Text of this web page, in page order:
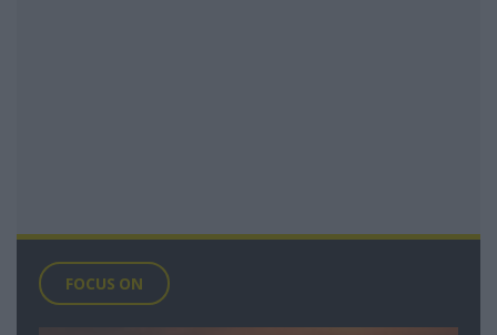
FOCUS ON